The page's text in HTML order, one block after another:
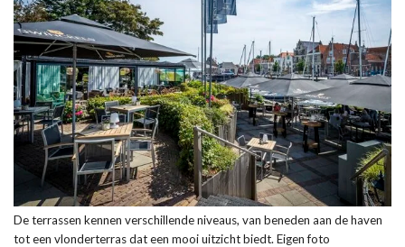
De terrassen kennen verschillende niveaus, van beneden aan de haven
tot een vlonderterras dat een mooi uitzicht biedt. Eigen foto